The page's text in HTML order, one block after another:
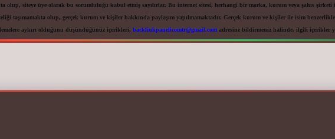
olup, siteye üye olarak bu sorumluluğu kabul etmiş sayılırlar. Bu internet sitesi, herhangi bir marka, kurum veya şahıs şirketi
taşımamakta olup, gerçek kurum ve kişiler hakkında paylaşım yapılmamaktadır. Gerçek kurum ve kişiler ile isim
aykırı olduğunu düşündüğünüz içerikleri, backlinkpanelicomtr@gmail.com adresine bildirmeniz halinde, ilgili içerikler